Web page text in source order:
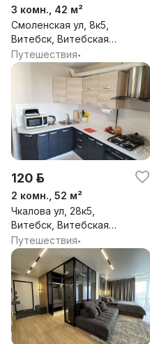
3 комн., 42 м²
Смоленская ул, 8к5,
Витебск, Витебская
обл.
Путешествия•
120 р.
2 комн., 52 м²
Чкалова ул, 28к5,
Витебск, Витебская
обл.
Путешествия•